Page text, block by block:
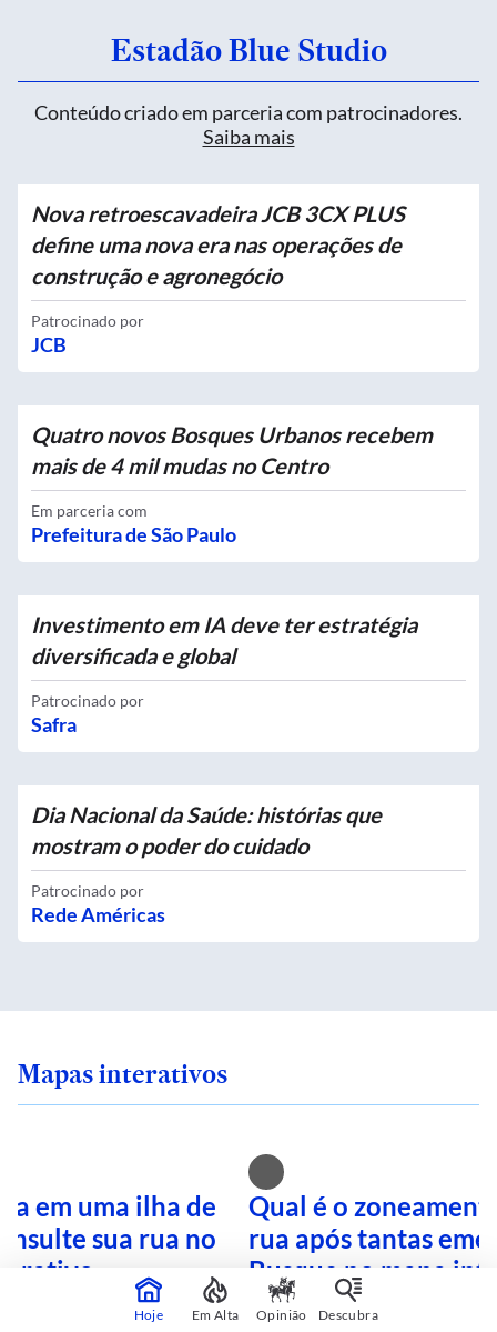
Estadão Blue Studio
Conteúdo criado em parceria com patrocinadores.
Saiba mais
Nova retroescavadeira JCB 3CX PLUS
define uma nova era nas operações de
construção e agronegócio
Patrocinado por
JCB
Quatro novos Bosques Urbanos recebem
mais de 4 mil mudas no Centro
Em parceria com
Prefeitura de São Paulo
Investimento em IA deve ter estratégia
diversificada e global
Patrocinado por
Safra
Dia Nacional da Saúde: histórias que
mostram o poder do cuidado
Patrocinado por
Rede Américas
Mapas interativos
em uma ilha de
sua rua no
Qual é o
rua após tantas
Busque no mapa
Hoje Em Alta Opinião Descubra